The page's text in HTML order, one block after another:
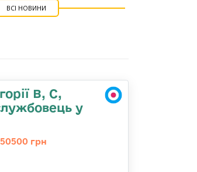
ВСІ НОВИНИ
B, C,
у
грн